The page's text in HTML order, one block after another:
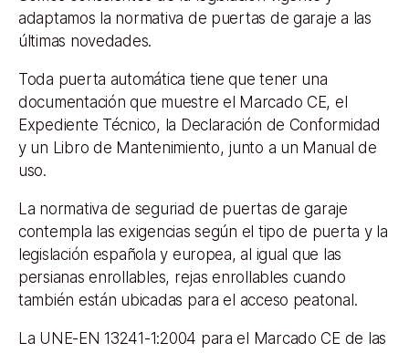
adaptamos la normativa de puertas de garaje a las
últimas novedades.
Toda puerta automática tiene que tener una
documentación que muestre el Marcado CE, el
Expediente Técnico, la Declaración de Conformidad
y un Libro de Mantenimiento, junto a un Manual de
uso.
La normativa de seguriad de puertas de garaje
contempla las exigencias según el tipo de puerta y la
legislación española y europea, al igual que las
persianas enrollables, rejas enrollables cuando
también están ubicadas para el acceso peatonal.
La UNE-EN 13241-1:2004 para el Marcado CE de las